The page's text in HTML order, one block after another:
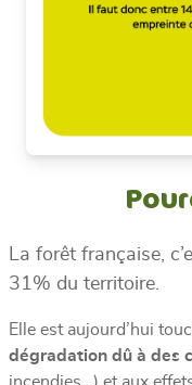
La forêt française,
31% du territoire.
Elle est aujourd’hui
dégradation dû à des
incendies…) et aux